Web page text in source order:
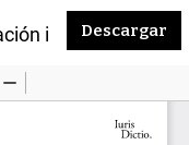
integral como
Descargar